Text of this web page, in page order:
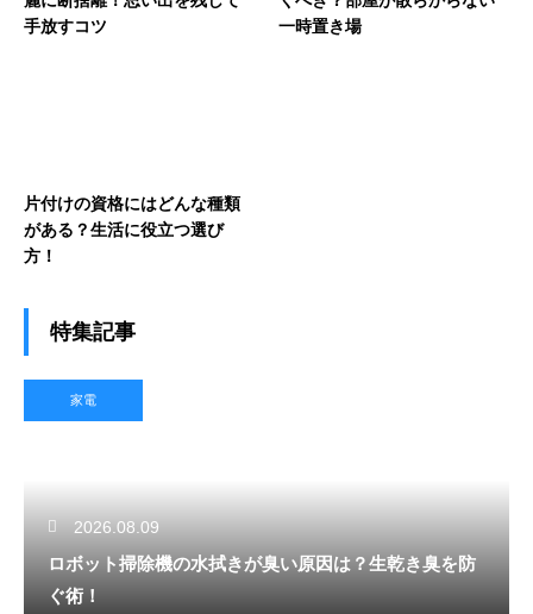
手放すコツ
一時置き場
片付けの資格にはどんな種類
がある？生活に役立つ選び
方！
特集記事
家電
2026.08.09
ロボット掃除機の水拭きが臭い原因は？生乾き臭を防
ぐ術！